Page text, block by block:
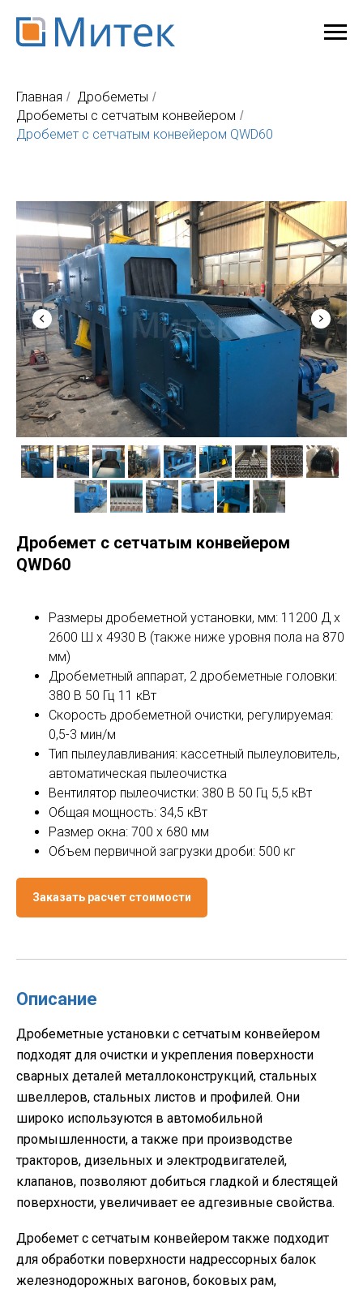
Главная / Дробеметы /
Дробеметы с сетчатым конвейером /
Дробемет с сетчатым конвейером QWD60
Дробемет с сетчатым конвейером
QWD60
Размеры дробеметной установки, мм: 11200 Д х
2600 Ш х 4930 В (также ниже уровня пола на 870
мм)
Дробеметный аппарат, 2 дробеметные головки:
380 В 50 Гц 11 кВт
Скорость дробеметной очистки, регулируемая:
0,5-3 мин/м
Тип пылеулавливания: кассетный пылеуловитель,
автоматическая пылеочистка
Вентилятор пылеочистки: 380 В 50 Гц 5,5 кВт
Общая мощность: 34,5 кВт
Размер окна: 700 х 680 мм
Объем первичной загрузки дроби: 500 кг
Заказать расчет стоимости
Описание
Дробеметные установки с сетчатым конвейером
подходят для очистки и укрепления поверхности
сварных деталей металлоконструкций, стальных
швеллеров, стальных листов и профилей. Они
широко используются в автомобильной
промышленности, а также при производстве
тракторов, дизельных и электродвигателей,
клапанов, позволяют добиться гладкой и блестящей
поверхности, увеличивает ее адгезивные свойства.
Дробемет с сетчатым конвейером также подходит
для обработки поверхности надрессорных балок
железнодорожных вагонов, боковых рам,